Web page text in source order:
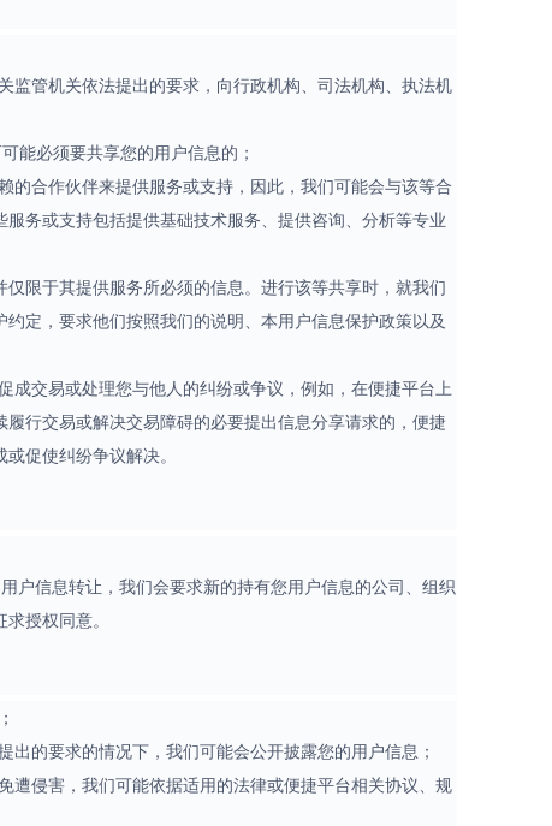
监管机关依法提出的要求，向行政机构、司法机构、执法机
能必须要共享您的用户信息的；
的合作伙伴来提供服务或支持，因此，我们可能会与该等合
务或支持包括提供基础技术服务、提供咨询、分析等专业
限于其提供服务所必须的信息。进行该等共享时，就我们
定，要求他们按照我们的说明、本用户信息保护政策以及
成交易或处理您与他人的纠纷或争议，例如，在便捷平台上
行交易或解决交易障碍的必要提出信息分享请求的，便捷
促使纠纷争议解决。
户信息转让，我们会要求新的持有您用户信息的公司、组织
授权同意。
的要求的情况下，我们可能会公开披露您的用户信息；
遭侵害，我们可能依据适用的法律或便捷平台相关协议、规